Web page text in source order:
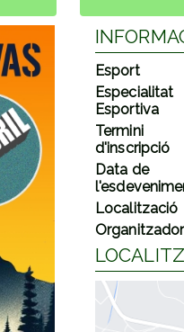
Esport
Especialitat
Esportiva
Termini
d'inscripció
Data de
Localització
Organitzador